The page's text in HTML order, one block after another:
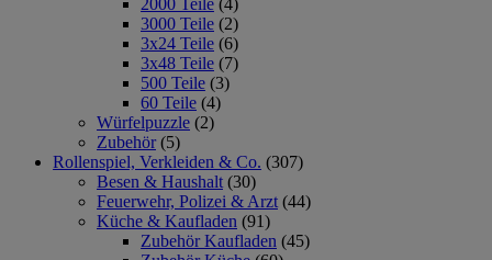
2000 Teile (4)
3000 Teile (2)
3x24 Teile (6)
3x48 Teile (7)
500 Teile (3)
60 Teile (4)
Würfelpuzzle (2)
Zubehör (5)
Rollenspiel, Verkleiden & Co. (307)
Besen & Haushalt (30)
Feuerwehr, Polizei & Arzt (44)
Küche & Kaufladen (91)
Zubehör Kaufladen (45)